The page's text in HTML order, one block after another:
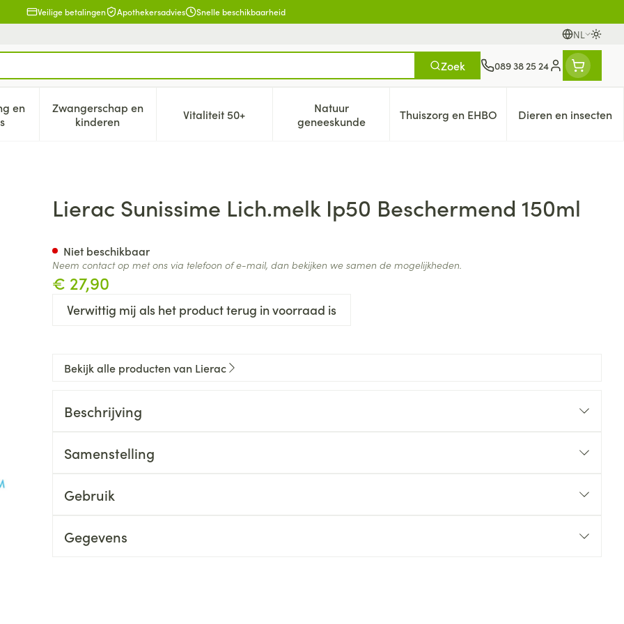
Veilige betalingen Apothekersadvies Snelle beschikbaarheid
NL
Talen
Zoek 089 38 25 24
Klant menu
verzorging en hygiëne categorie
en
submenu voor Dieet, voeding en vitamines categorie
Zwangerschap en
kinderenToon submenu voor Zwangerschap en kinderen categorie
Vitaliteit 50+Toon submenu voor Vitaliteit 50+ categorie
Natuur
geneeskundeToon submenu voor Natuur geneeskunde categorie
Thuiszorg en EHBOToon submenu voor Thuiszorg en
Dieren en insecten
Toon
Beschermend 150ml
Lierac Sunissime Lich.melk Ip50 Beschermend 150ml
€ 27,90
Verwittig mij als het product terug in voorraad is
Niet beschikbaar
Neem contact op met ons via telefoon of e-mail, dan bekijken we samen de mogelijkheden.
Bekijk alle producten van Lierac
Beschrijving
Samenstelling
Gebruik
Gegevens